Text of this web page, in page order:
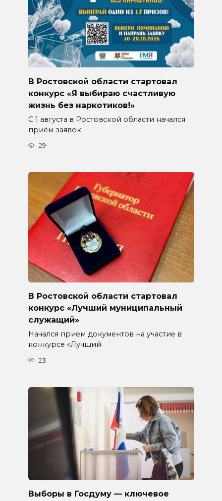
В Ростовской области стартовал
конкурс «Я выбираю счастливую
жизнь без наркотиков!»
С 1 августа в Ростовской области начался
приём заявок
29
В Ростовской области стартовал
конкурс «Лучший муниципальный
служащий»
Начался прием документов на участие в
конкурсе «Лучший
23
Выборы в Госдуму — ключевое